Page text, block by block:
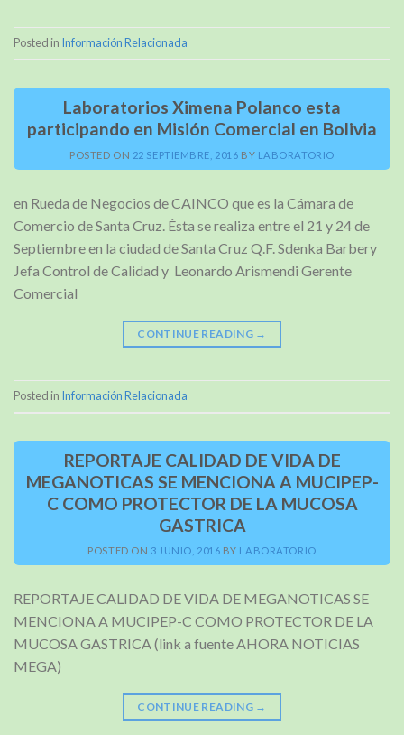
Posted in Información Relacionada
Laboratorios Ximena Polanco esta
participando en Misión Comercial en Bolivia
POSTED ON 22 SEPTIEMBRE, 2016 BY LABORATORIO
en Rueda de Negocios de CAINCO que es la Cámara de
Comercio de Santa Cruz. Ésta se realiza entre el 21 y 24 de
Septiembre en la ciudad de Santa Cruz Q.F. Sdenka Barbery
Jefa Control de Calidad y Leonardo Arismendi Gerente
Comercial
CONTINUE READING →
Posted in Información Relacionada
REPORTAJE CALIDAD DE VIDA DE
MEGANOTICAS SE MENCIONA A MUCIPEP-
C COMO PROTECTOR DE LA MUCOSA
GASTRICA
POSTED ON 3 JUNIO, 2016 BY LABORATORIO
REPORTAJE CALIDAD DE VIDA DE MEGANOTICAS SE
MENCIONA A MUCIPEP-C COMO PROTECTOR DE LA
MUCOSA GASTRICA (link a fuente AHORA NOTICIAS
MEGA)
CONTINUE READING →